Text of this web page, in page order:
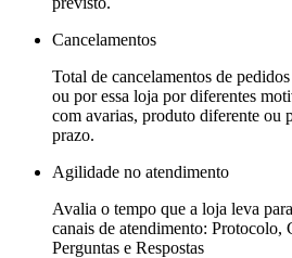
Cancelamentos
Total de cancelamentos de
ou por essa loja por diferentes
com avarias, produto diferente ou
prazo.
Agilidade no atendimento
Avalia o tempo que a loja leva
canais de atendimento: Protocolo,
Perguntas e Respostas